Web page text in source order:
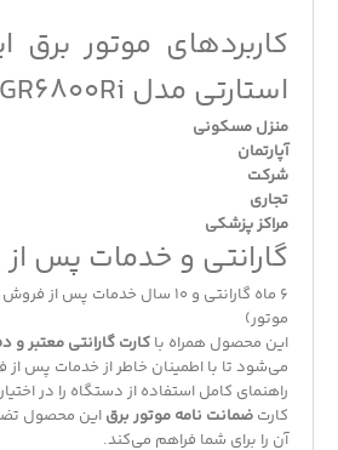
کاربردهای موتور برق
استارتی مدل GR6800Ri
منزل مسکونی
آپارتمان
شرکت
تجاری
مراکز پزشکی
گارانتی و خدمات پس
موتور)
این محصول همراه با کارت گارانتی معتبر و
می‌شود تا با اطمینان خاطر از خدمات پس
راهنمای کامل استفاده از دستگاه را در
کارت ضمانت نامه موتور برق این محصول
آن را برای شما فراهم می‌کند.